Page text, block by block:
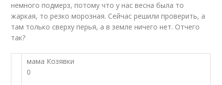
немного подмерз, потому что у нас весна была то
жаркая, то резко морозная. Сейчас решили проверить, а
там только сверху перья, а в земле ничего нет. Отчего
так?
мама Козявки
0